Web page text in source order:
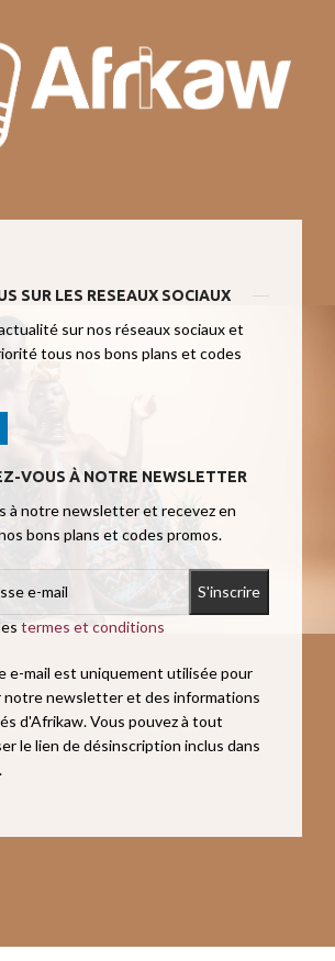
SUR LES RESEAUX SOCIAUX
sur nos réseaux sociaux et
tous nos bons plans et codes
VOUS À NOTRE NEWSLETTER
à notre newsletter et recevez en
bons plans et codes promos.
termes et conditions
e-mail est uniquement utilisée pour
notre newsletter et des informations
d'Afrikaw. Vous pouvez à tout
le lien de désinscription inclus dans